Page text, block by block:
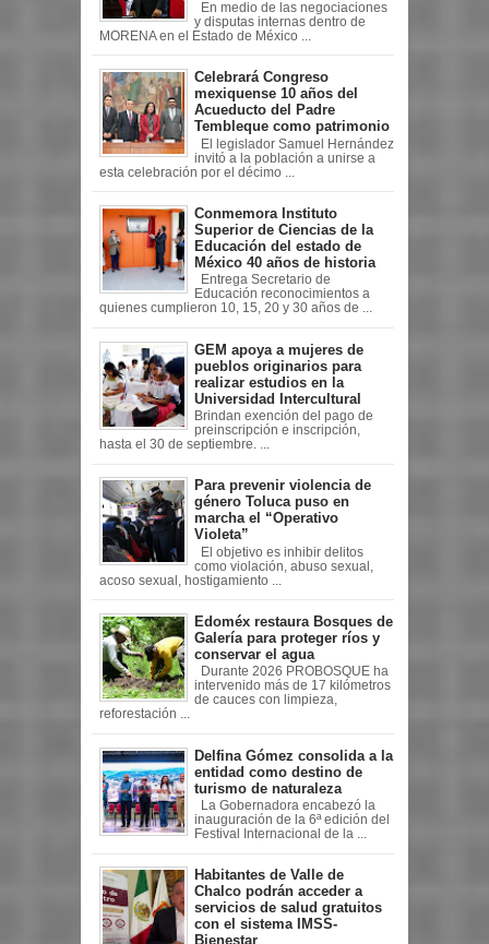
En medio de las negociaciones
y disputas internas dentro de
MORENA en el Estado de México ...
Celebrará Congreso
mexiquense 10 años del
Acueducto del Padre
Tembleque como patrimonio
El legislador Samuel Hernández
invitó a la población a unirse a
esta celebración por el décimo ...
Conmemora Instituto
Superior de Ciencias de la
Educación del estado de
México 40 años de historia
Entrega Secretario de
Educación reconocimientos a
quienes cumplieron 10, 15, 20 y 30 años de ...
GEM apoya a mujeres de
pueblos originarios para
realizar estudios en la
Universidad Intercultural
Brindan exención del pago de
preinscripción e inscripción,
hasta el 30 de septiembre. ...
Para prevenir violencia de
género Toluca puso en
marcha el “Operativo
Violeta”
El objetivo es inhibir delitos
como violación, abuso sexual,
acoso sexual, hostigamiento ...
Edoméx restaura Bosques de
Galería para proteger ríos y
conservar el agua
Durante 2026 PROBOSQUE ha
intervenido más de 17 kilómetros
de cauces con limpieza,
reforestación ...
Delfina Gómez consolida a la
entidad como destino de
turismo de naturaleza
La Gobernadora encabezó la
inauguración de la 6ª edición del
Festival Internacional de la ...
Habitantes de Valle de
Chalco podrán acceder a
servicios de salud gratuitos
con el sistema IMSS-
Bienestar